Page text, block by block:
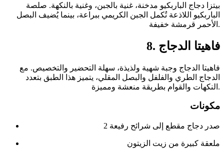
بيتزا دجاج الباربكيو مدخنة، غنية بالجبن، وغنية بالنكهة. صلصة
الباربكيو اللاذعة تُكمل الجبن الكريمي ببراعة، بينما يُضيف البصل
الأحمر قرمشة خفيفة.
8. فاهيتا الدجاج
فاهيتا الدجاج وجبة شهية ولذيذة، سهلة التحضير والتخصيص. مع
الدجاج الطري والفلفل والبصل المقلي، يتميز هذا الطبق بتعدد
النكهات والقوام بطريقة منعشة ومميزة.
مكونات
2 صدر دجاج مقطع إلى شرائح رفيعة
ملعقة كبيرة من زيت الزيتون